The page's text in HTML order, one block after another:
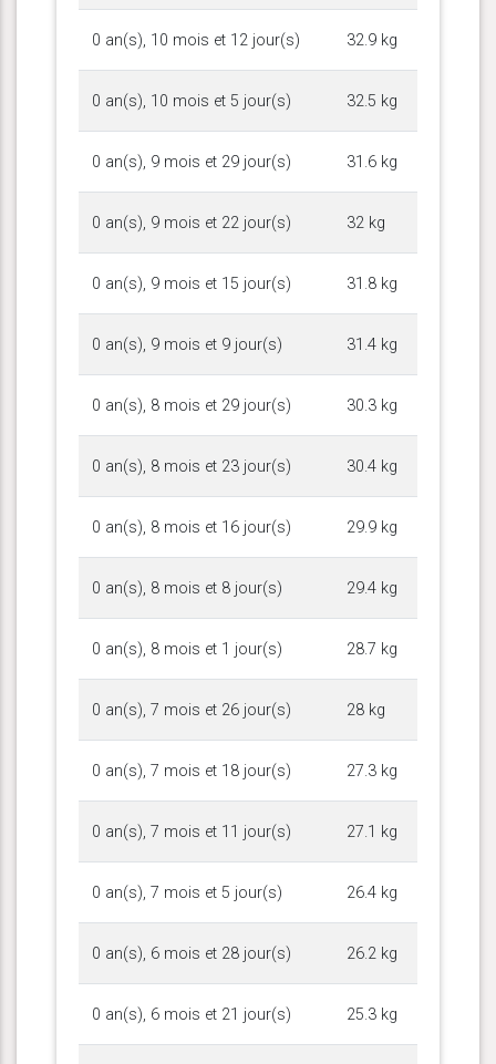
0 an(s), 10 mois et 12 jour(s) 32.9 kg
0 an(s), 10 mois et 5 jour(s) 32.5 kg
0 an(s), 9 mois et 29 jour(s) 31.6 kg
0 an(s), 9 mois et 22 jour(s) 32 kg
0 an(s), 9 mois et 15 jour(s) 31.8 kg
0 an(s), 9 mois et 9 jour(s) 31.4 kg
0 an(s), 8 mois et 29 jour(s) 30.3 kg
0 an(s), 8 mois et 23 jour(s) 30.4 kg
0 an(s), 8 mois et 16 jour(s) 29.9 kg
0 an(s), 8 mois et 8 jour(s) 29.4 kg
0 an(s), 8 mois et 1 jour(s) 28.7 kg
0 an(s), 7 mois et 26 jour(s) 28 kg
0 an(s), 7 mois et 18 jour(s) 27.3 kg
0 an(s), 7 mois et 11 jour(s) 27.1 kg
0 an(s), 7 mois et 5 jour(s) 26.4 kg
0 an(s), 6 mois et 28 jour(s) 26.2 kg
0 an(s), 6 mois et 21 jour(s) 25.3 kg